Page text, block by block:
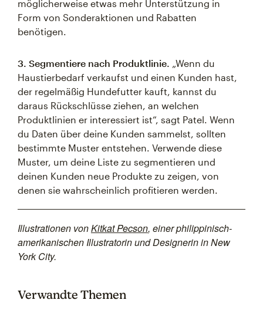
möglicherweise etwas mehr Unterstützung in
Form von Sonderaktionen und Rabatten
benötigen.
3. Segmentiere nach Produktlinie. „Wenn du
Haustierbedarf verkaufst und einen Kunden hast,
der regelmäßig Hundefutter kauft, kannst du
daraus Rückschlüsse ziehen, an welchen
Produktlinien er interessiert ist“, sagt Patel. Wenn
du Daten über deine Kunden sammelst, sollten
bestimmte Muster entstehen. Verwende diese
Muster, um deine Liste zu segmentieren und
deinen Kunden neue Produkte zu zeigen, von
denen sie wahrscheinlich profitieren werden.
Illustrationen vonKitkat Pecson, einer philippinisch-
amerikanischen Illustratorin und Designerin in New
York City.
Verwandte Themen